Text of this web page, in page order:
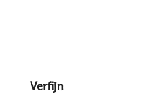
Verfijn